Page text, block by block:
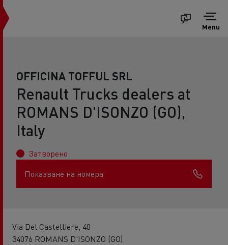
Menu
OFFICINA TOFFUL SRL
Renault Trucks dealers at
ROMANS D'ISONZO (GO),
Italy
Затворено
Показване на номера
Via Del Castelliere, 40
34076 ROMANS D'ISONZO (GO)